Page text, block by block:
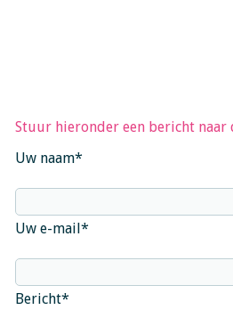
Stuur hieronder een bericht naar
Uw naam*
Uw e-mail*
Bericht*